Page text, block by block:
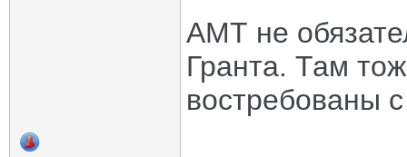
АМТ не
Гранта. Там
востребованы